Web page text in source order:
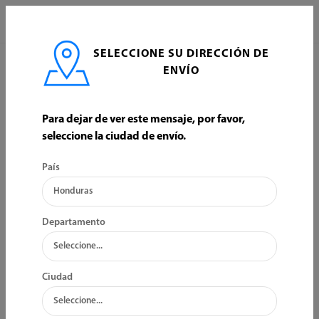
AUTOMOTRIZ ACEITES Y ADITIVOS
ORDENAR POR:
SELECCIONE SU DIRECCIÓN DE
ENVÍO
Para dejar de ver este mensaje, por favor,
seleccione la ciudad de envío.
País
Departamento
Ciudad